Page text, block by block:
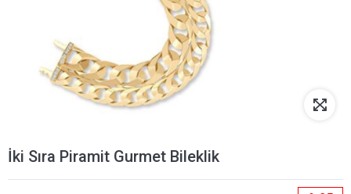
İki Sıra Piramit Gurmet Bileklik